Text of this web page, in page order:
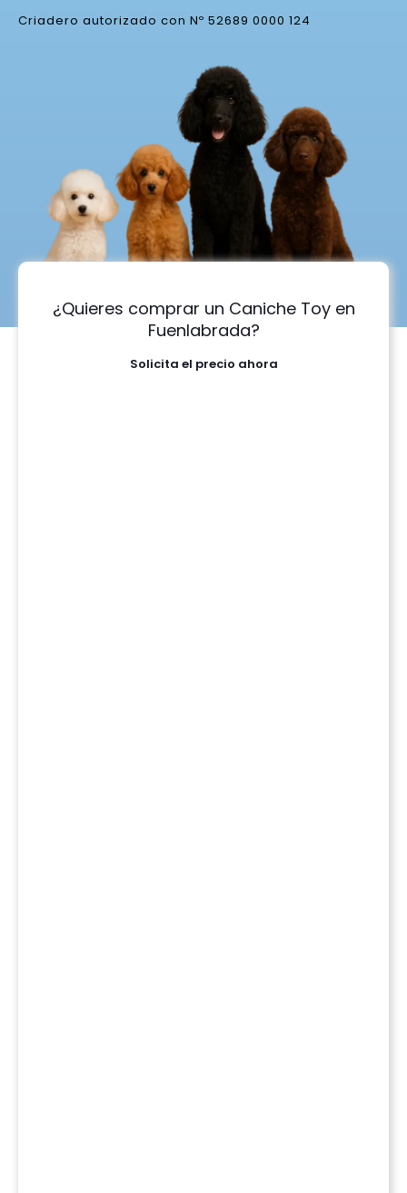
Criadero autorizado con Nº 52689 0000 124
¿Quieres comprar un Caniche Toy en
Fuenlabrada?
Solicita el precio ahora